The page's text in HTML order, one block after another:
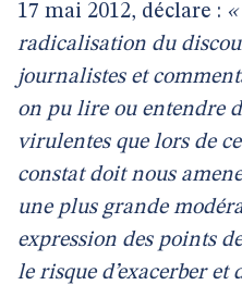
17 mai 2012, déclare :
radicalisation du
journalistes et
on pu lire ou entendre
virulentes que lors de
constat doit nous
une plus grande
expression des points
le risque d’exacerber